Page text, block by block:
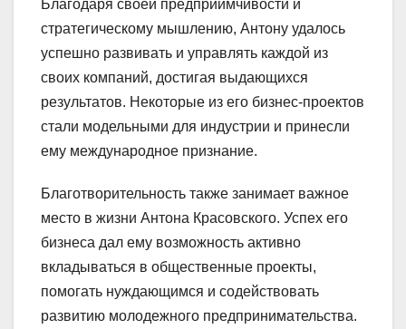
Благодаря своей предприимчивости и
стратегическому мышлению, Антону удалось
успешно развивать и управлять каждой из
своих компаний, достигая выдающихся
результатов. Некоторые из его бизнес-проектов
стали модельными для индустрии и принесли
ему международное признание.
Благотворительность также занимает важное
место в жизни Антона Красовского. Успех его
бизнеса дал ему возможность активно
вкладываться в общественные проекты,
помогать нуждающимся и содействовать
развитию молодежного предпринимательства.